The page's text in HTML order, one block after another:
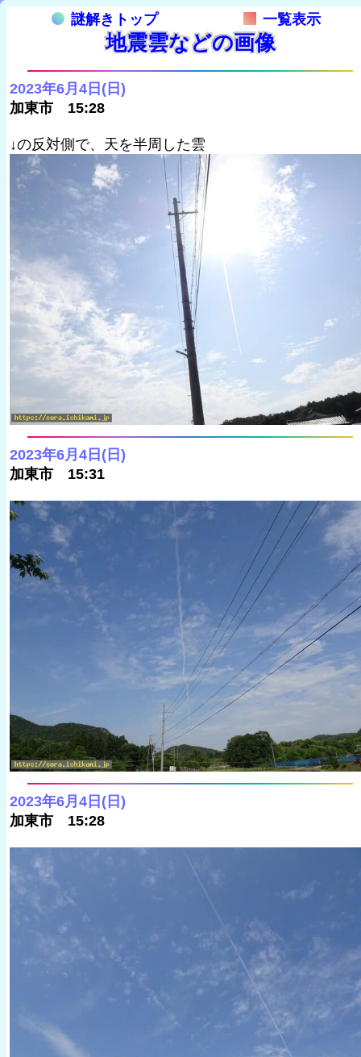
謎解きトップ 一覧表示
地震雲などの画像
2023年6月4日(日)
加東市 15:28
↓の反対側で、天を半周した雲
2023年6月4日(日)
加東市 15:31
2023年6月4日(日)
加東市 15:28